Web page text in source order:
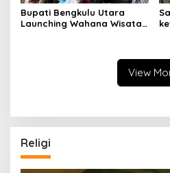
Bupati Bengkulu Utara
Launching Wahana Wisata
View
Religi